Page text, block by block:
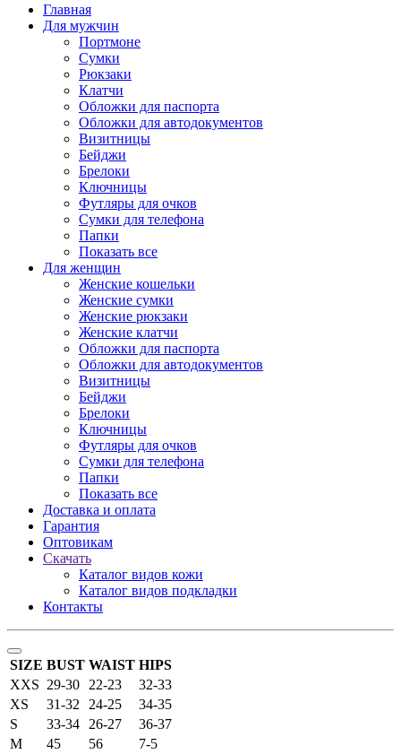
Главная
Для мужчин
Портмоне
Сумки
Рюкзаки
Клатчи
Обложки для паспорта
Обложки для автодокументов
Визитницы
Бейджи
Брелоки
Ключницы
Футляры для очков
Сумки для телефона
Папки
Показать все
Для женщин
Женские кошельки
Женские сумки
Женские рюкзаки
Женские клатчи
Обложки для паспорта
Обложки для автодокументов
Визитницы
Бейджи
Брелоки
Ключницы
Футляры для очков
Сумки для телефона
Папки
Показать все
Доставка и оплата
Гарантия
Оптовикам
Скачать
Каталог видов кожи
Каталог видов подкладки
Контакты
SIZE BUST WAIST HIPS
XXS 29-30 22-23
32-33
XS
31-32 24-25
34-35
S
33-34 26-27
36-37
M
45 56
7-5